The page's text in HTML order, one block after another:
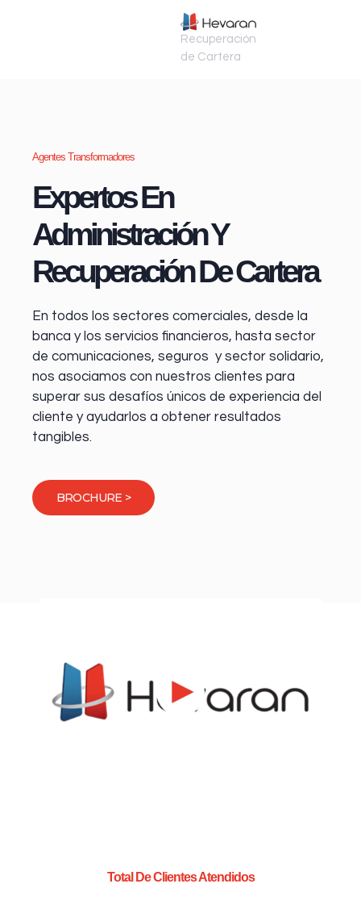
Recuperación
de Cartera
Agentes Transformadores
Expertos En
Administración Y
Recuperación De Cartera
En todos los sectores comerciales, desde la
banca y los servicios financieros, hasta sector
de comunicaciones, seguros y sector solidario,
nos asociamos con nuestros clientes para
superar sus desafíos únicos de experiencia del
cliente y ayudarlos a obtener resultados
tangibles.
BROCHURE >
Total De Clientes Atendidos